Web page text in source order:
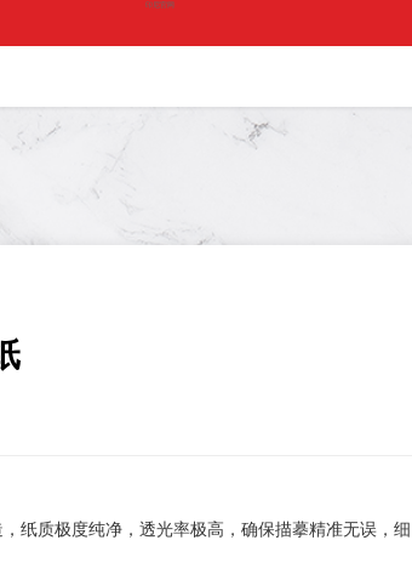
印尼官网
纸质极度纯净，透光率极高，确保描摹精准无误，细